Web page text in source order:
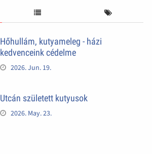
Hőhullám, kutyameleg - házi
kedvenceink cédelme
2026. Jun. 19.
Utcán született kutyusok
2026. May. 23.